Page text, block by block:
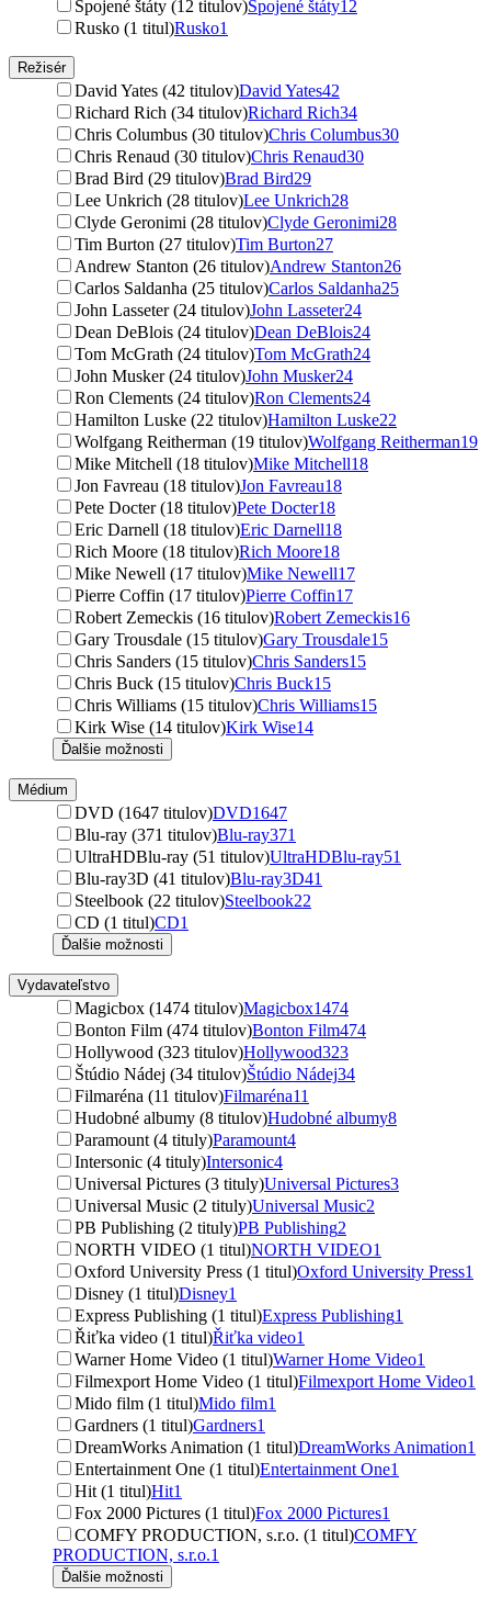
Spojené štáty (12 titulov)Spojené štáty12
Rusko (1 titul)Rusko1
Režisér
David Yates (42 titulov)David Yates42
Richard Rich (34 titulov)Richard Rich34
Chris Columbus (30 titulov)Chris Columbus30
Chris Renaud (30 titulov)Chris Renaud30
Brad Bird (29 titulov)Brad Bird29
Lee Unkrich (28 titulov)Lee Unkrich28
Clyde Geronimi (28 titulov)Clyde Geronimi28
Tim Burton (27 titulov)Tim Burton27
Andrew Stanton (26 titulov)Andrew Stanton26
Carlos Saldanha (25 titulov)Carlos Saldanha25
John Lasseter (24 titulov)John Lasseter24
Dean DeBlois (24 titulov)Dean DeBlois24
Tom McGrath (24 titulov)Tom McGrath24
John Musker (24 titulov)John Musker24
Ron Clements (24 titulov)Ron Clements24
Hamilton Luske (22 titulov)Hamilton Luske22
Wolfgang Reitherman (19 titulov)Wolfgang Reitherman19
Mike Mitchell (18 titulov)Mike Mitchell18
Jon Favreau (18 titulov)Jon Favreau18
Pete Docter (18 titulov)Pete Docter18
Eric Darnell (18 titulov)Eric Darnell18
Rich Moore (18 titulov)Rich Moore18
Mike Newell (17 titulov)Mike Newell17
Pierre Coffin (17 titulov)Pierre Coffin17
Robert Zemeckis (16 titulov)Robert Zemeckis16
Gary Trousdale (15 titulov)Gary Trousdale15
Chris Sanders (15 titulov)Chris Sanders15
Chris Buck (15 titulov)Chris Buck15
Chris Williams (15 titulov)Chris Williams15
Kirk Wise (14 titulov)Kirk Wise14
Ďalšie možnosti
Médium
DVD (1647 titulov)DVD1647
Blu-ray (371 titulov)Blu-ray371
UltraHDBlu-ray (51 titulov)UltraHDBlu-ray51
Blu-ray3D (41 titulov)Blu-ray3D41
Steelbook (22 titulov)Steelbook22
CD (1 titul)CD1
Ďalšie možnosti
Vydavateľstvo
Magicbox (1474 titulov)Magicbox1474
Bonton Film (474 titulov)Bonton Film474
Hollywood (323 titulov)Hollywood323
Štúdio Nádej (34 titulov)Štúdio Nádej34
Filmaréna (11 titulov)Filmaréna11
Hudobné albumy (8 titulov)Hudobné albumy8
Paramount (4 tituly)Paramount4
Intersonic (4 tituly)Intersonic4
Universal Pictures (3 tituly)Universal Pictures3
Universal Music (2 tituly)Universal Music2
PB Publishing (2 tituly)PB Publishing2
NORTH VIDEO (1 titul)NORTH VIDEO1
Oxford University Press (1 titul)Oxford University Press1
Disney (1 titul)Disney1
Express Publishing (1 titul)Express Publishing1
Řiťka video (1 titul)Řiťka video1
Warner Home Video (1 titul)Warner Home Video1
Filmexport Home Video (1 titul)Filmexport Home Video1
Mido film (1 titul)Mido film1
Gardners (1 titul)Gardners1
DreamWorks Animation (1 titul)DreamWorks Animation1
Entertainment One (1 titul)Entertainment One1
Hit (1 titul)Hit1
Fox 2000 Pictures (1 titul)Fox 2000 Pictures1
COMFY PRODUCTION, s.r.o. (1 titul)COMFY
PRODUCTION, s.r.o.1
Ďalšie možnosti